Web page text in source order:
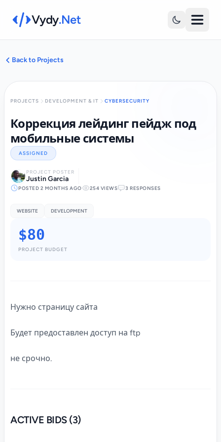
Vydy.Net
Back to Projects
PROJECTS DEVELOPMENT & IT CYBERSECURITY
Коррекция лейдинг пейдж под
мобильные системы
ASSIGNED
PROJECT POSTER
Justin Garcia
POSTED 2 MONTHS AGO 254 VIEWS 3 RESPONSES
WEBSITE DEVELOPMENT
$80
PROJECT BUDGET
Нужно страницу сайта
Будет предоставлен доступ на ftp
не срочно.
ACTIVE BIDS (3)